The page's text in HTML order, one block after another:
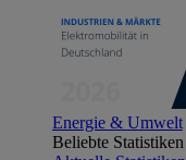
Energie & Umwelt
Beliebte Statistiken